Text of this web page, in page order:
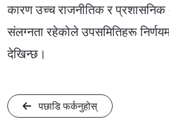
कारण उच्च राजनीतिक र
संलग्नता रहेकोले उपसमितिहरू
देखिन्छ।
पछाडि फर्कनुहोस्